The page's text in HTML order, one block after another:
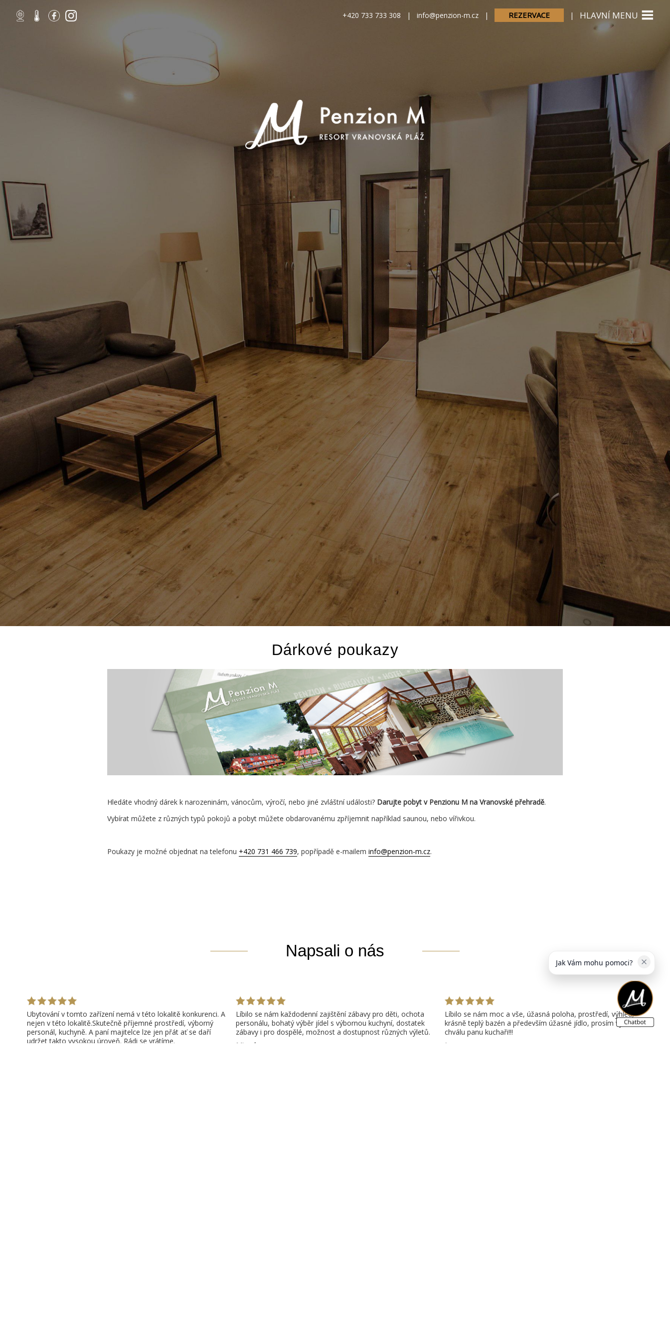
+420 733 733 308 | info@penzion-m.cz | REZERVACE | HLAVNÍ MENU
Dárkové poukazy
Hledáte vhodný dárek k narozeninám, vánocům, výročí, nebo jiné zvláštní události? Darujte pobyt v Penzionu M na Vranovské přehradě.
Vybírat můžete z různých typů pokojů a pobyt můžete obdarovanému zpříjemnit například saunou, nebo vířivkou.
Poukazy je možné objednat na telefonu +420 731 466 739, popřípadě e-maileminfo@penzion-m.cz.
Napsali o nás
Ubytování v tomto zařízení nemá v této lokalitě konkurenci. A
nejen v této lokalitě.Skutečně příjemné prostředí, výborný
personál, kuchyně. A paní majitelce lze jen přát ať se daří
udržet takto vysokou úroveň. Rádi se vrátíme.
Líbilo se nám každodenní zajištění zábavy pro děti, ochota
personálu, bohatý výběr jídel s výbornou kuchyní, dostatek
zábavy i pro dospělé, možnost a dostupnost různých výletů.
Miroslav
Líbilo se nám moc a vše, úžasná poloha, prostředí, výhled,
krásně teplý bazén a především úžasné jídlo, prosím vyřiďtě
chválu panu kuchaři!!!
Ivana
Jak Vám mohu pomoci?